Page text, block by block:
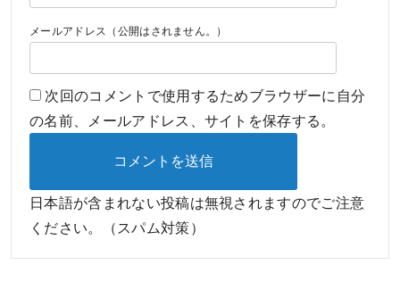
メールアドレス（公開はされません。）
次回のコメントで使用するためブラウザーに自分
の名前、メールアドレス、サイトを保存する。
日本語が含まれない投稿は無視されますのでご注意
ください。（スパム対策）